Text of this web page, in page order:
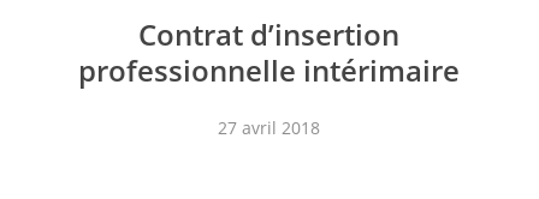
Contrat d’insertion
professionnelle intérimaire
27 avril 2018